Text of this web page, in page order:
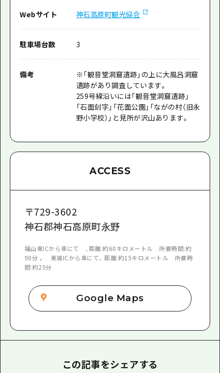
Webサイト 神石高原町観光協会
駐車場台数 3
備考
※「観音堂洞窟遺跡」の上に大風呂洞窟
遺跡があり調査しています。
259号線沿いには「観音堂洞窟遺跡」
「石面刻字」「花面公園」「ながの村（旧永
野小学校）」と見所が沢山あります。
ACCESS
〒729-3602
神石郡神石高原町永野
福山東ICから車にて 、距離:約60キロメートル 所要時間:約
90分 。 東城ICから車にて、 距離:約15キロメートル 所要時
間:約25分
Google Maps
この記事をシェアする